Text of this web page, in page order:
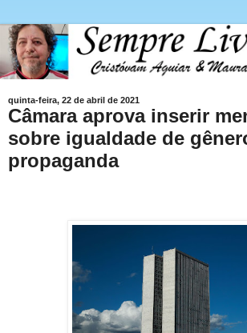
quinta-feira, 22 de abril de 2021
Câmara aprova inserir
sobre igualdade de
propaganda